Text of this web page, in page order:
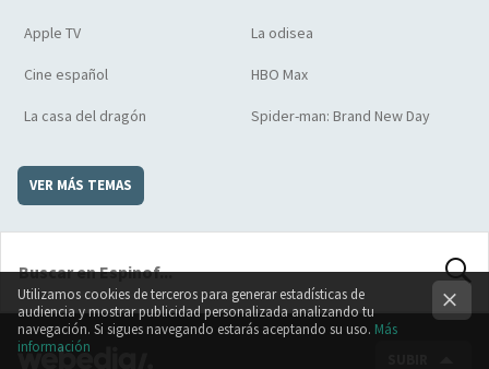
Apple TV La odisea
Cine español HBO Max
La casa del dragón Spider-man: Brand New Day
VER MÁS TEMAS
Utilizamos cookies de terceros para generar estadísticas de
audiencia y mostrar publicidad personalizada analizando tu
navegación. Si sigues navegando estarás aceptando su uso. Más
información